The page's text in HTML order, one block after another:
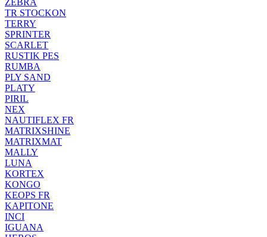
ZEBRA
TR STOCKON
TERRY
SPRINTER
SCARLET
RUSTIK PES
RUMBA
PLY SAND
PLATY
PIRIL
NEX
NAUTIFLEX FR
MATRIXSHINE
MATRIXMAT
MALLY
LUNA
KORTEX
KONGO
KEOPS FR
KAPITONE
INCI
IGUANA